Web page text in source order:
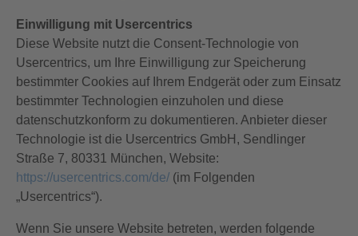
Einwilligung mit Usercentrics
Diese Website nutzt die Consent-Technologie von
Usercentrics, um Ihre Einwilligung zur Speicherung
bestimmter Cookies auf Ihrem Endgerät oder zum Einsatz
bestimmter Technologien einzuholen und diese
datenschutzkonform zu dokumentieren. Anbieter dieser
Technologie ist die Usercentrics GmbH, Sendlinger
Straße 7, 80331 München, Website:
https://usercentrics.com/de/ (im Folgenden
„Usercentrics“).
Wenn Sie unsere Website betreten, werden folgende